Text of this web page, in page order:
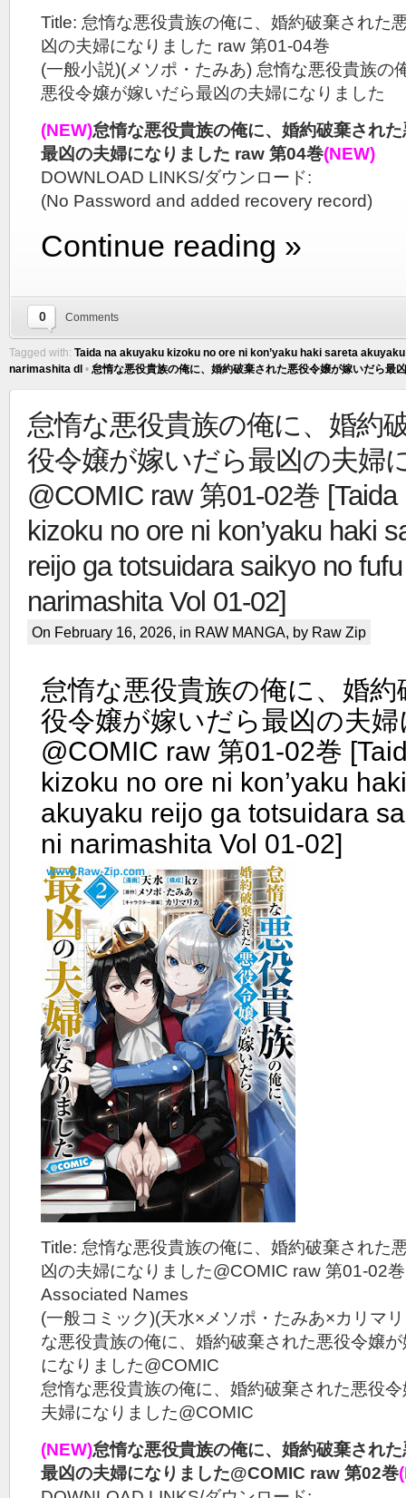
Title: 怠惰な悪役貴族の俺に、婚約破棄された
凶の夫婦になりました raw 第01-04巻
(一般小説)(メソポ・たみあ) 怠惰な悪役貴族の
悪役令嬢が嫁いだら最凶の夫婦になりました
(NEW)怠惰な悪役貴族の俺に、婚約破棄され
最凶の夫婦になりました raw 第04巻(NEW)
DOWNLOAD LINKS/ダウンロード:
(No Password and added recovery record)
Continue reading »
0 Comments
Tagged with: Taida na akuyaku kizoku no ore ni kon’yaku haki sareta
narimashita dl • 怠惰な悪役貴族の俺に、婚約破棄された悪役令嬢が嫁いだら最
怠惰な悪役貴族の俺に、婚約
役令嬢が嫁いだら最凶の夫婦
@COMIC raw 第01-02巻
kizoku no ore ni kon’yaku haki
reijo ga totsuidara saikyo no
narimashita Vol 01-02]
On February 16, 2026, in RAW MANGA, by Raw Zip
怠惰な悪役貴族の俺に、婚
役令嬢が嫁いだら最凶の夫
@COMIC raw 第01-02巻
kizoku no ore ni kon’yaku
akuyaku reijo ga totsuidara
ni narimashita Vol 01-02]
Title: 怠惰な悪役貴族の俺に、婚約破棄された
凶の夫婦になりました@COMIC raw 第01-02巻
Associated Names
(一般コミック)(天水×メソポ・たみあ×カリマ
な悪役貴族の俺に、婚約破棄された悪役令嬢
になりました@COMIC
怠惰な悪役貴族の俺に、婚約破棄された悪役
夫婦になりました@COMIC
(NEW)怠惰な悪役貴族の俺に、婚約破棄され
最凶の夫婦になりました@COMIC raw 第02巻